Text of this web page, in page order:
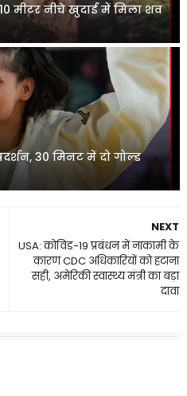
मीटर नीचे खुदाई में मिला शव
30 मिनट में दो गोल्ड
NEXT
USA: कोविड-19 प्रबंधन में नाकामी के
कारण CDC अधिकारियों को हटाना
सही, अमेरिकी स्वास्थ्य मंत्री का बड़ा
दावा